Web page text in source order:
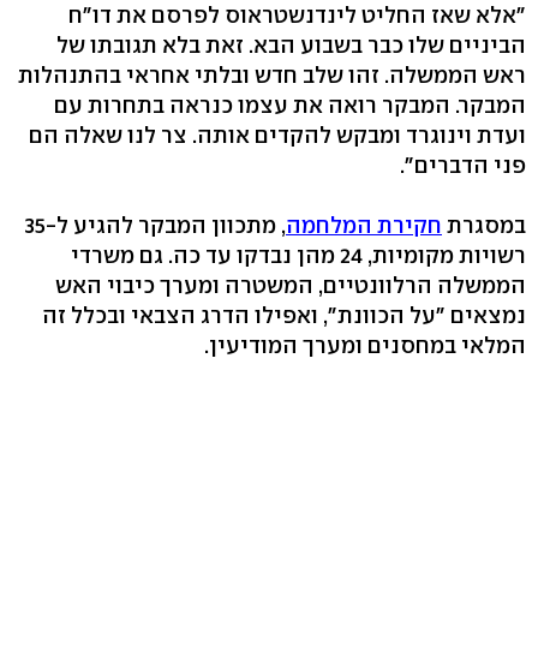
"אלא שאז החליט לינדנשטראוס לפרסם את דו"ח
הביניים שלו כבר בשבוע הבא. זאת בלא תגובתו של
ראש הממשלה. זהו שלב חדש ובלתי אחראי בהתנהלות
המבקר. המבקר רואה את עצמו כנראה בתחרות עם
ועדת וינוגרד ומבקש להקדים אותה. צר לנו שאלה הם
פני הדברים".
במסגרת חקירת המלחמה
, מתכוון המבקר להגיע ל-35
רשויות מקומיות, 24 מהן נבדקו עד כה. גם משרדי
הממשלה הרלוונטיים, המשטרה ומערך כיבוי האש
נמצאים "על הכוונת", ואפילו הדרג הצבאי ובכלל זה
המלאי במחסנים ומערך המודיעין.